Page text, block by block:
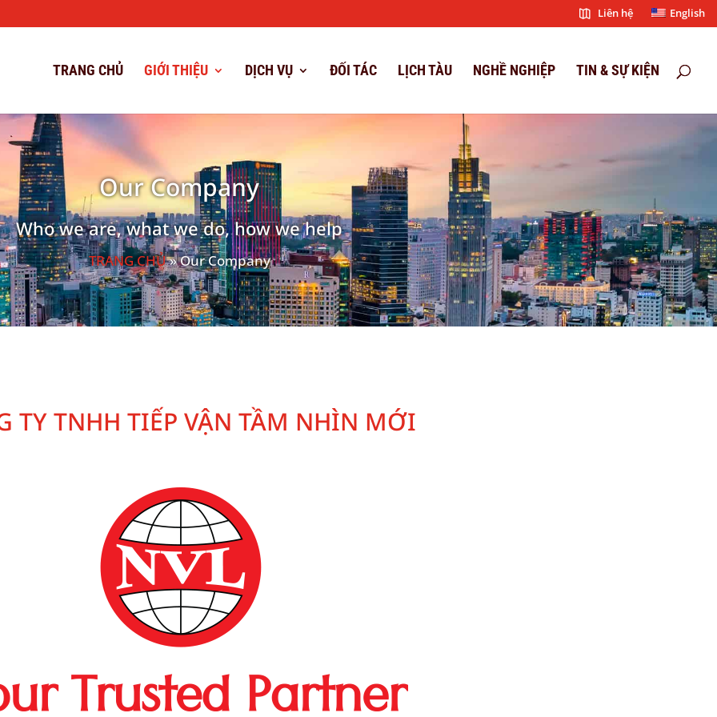
Liên hệ English
TRANG CHỦ GIỚI THIỆU DỊCH VỤ ĐỐI TÁC LỊCH TÀU NGHỀ NGHIỆP TIN & SỰ KIỆN
Our Company
Who we are, what we do, how we help
TRANG CHỦ» Our Company
TY TNHH TIẾP VẬN TẦM NHÌN MỚI